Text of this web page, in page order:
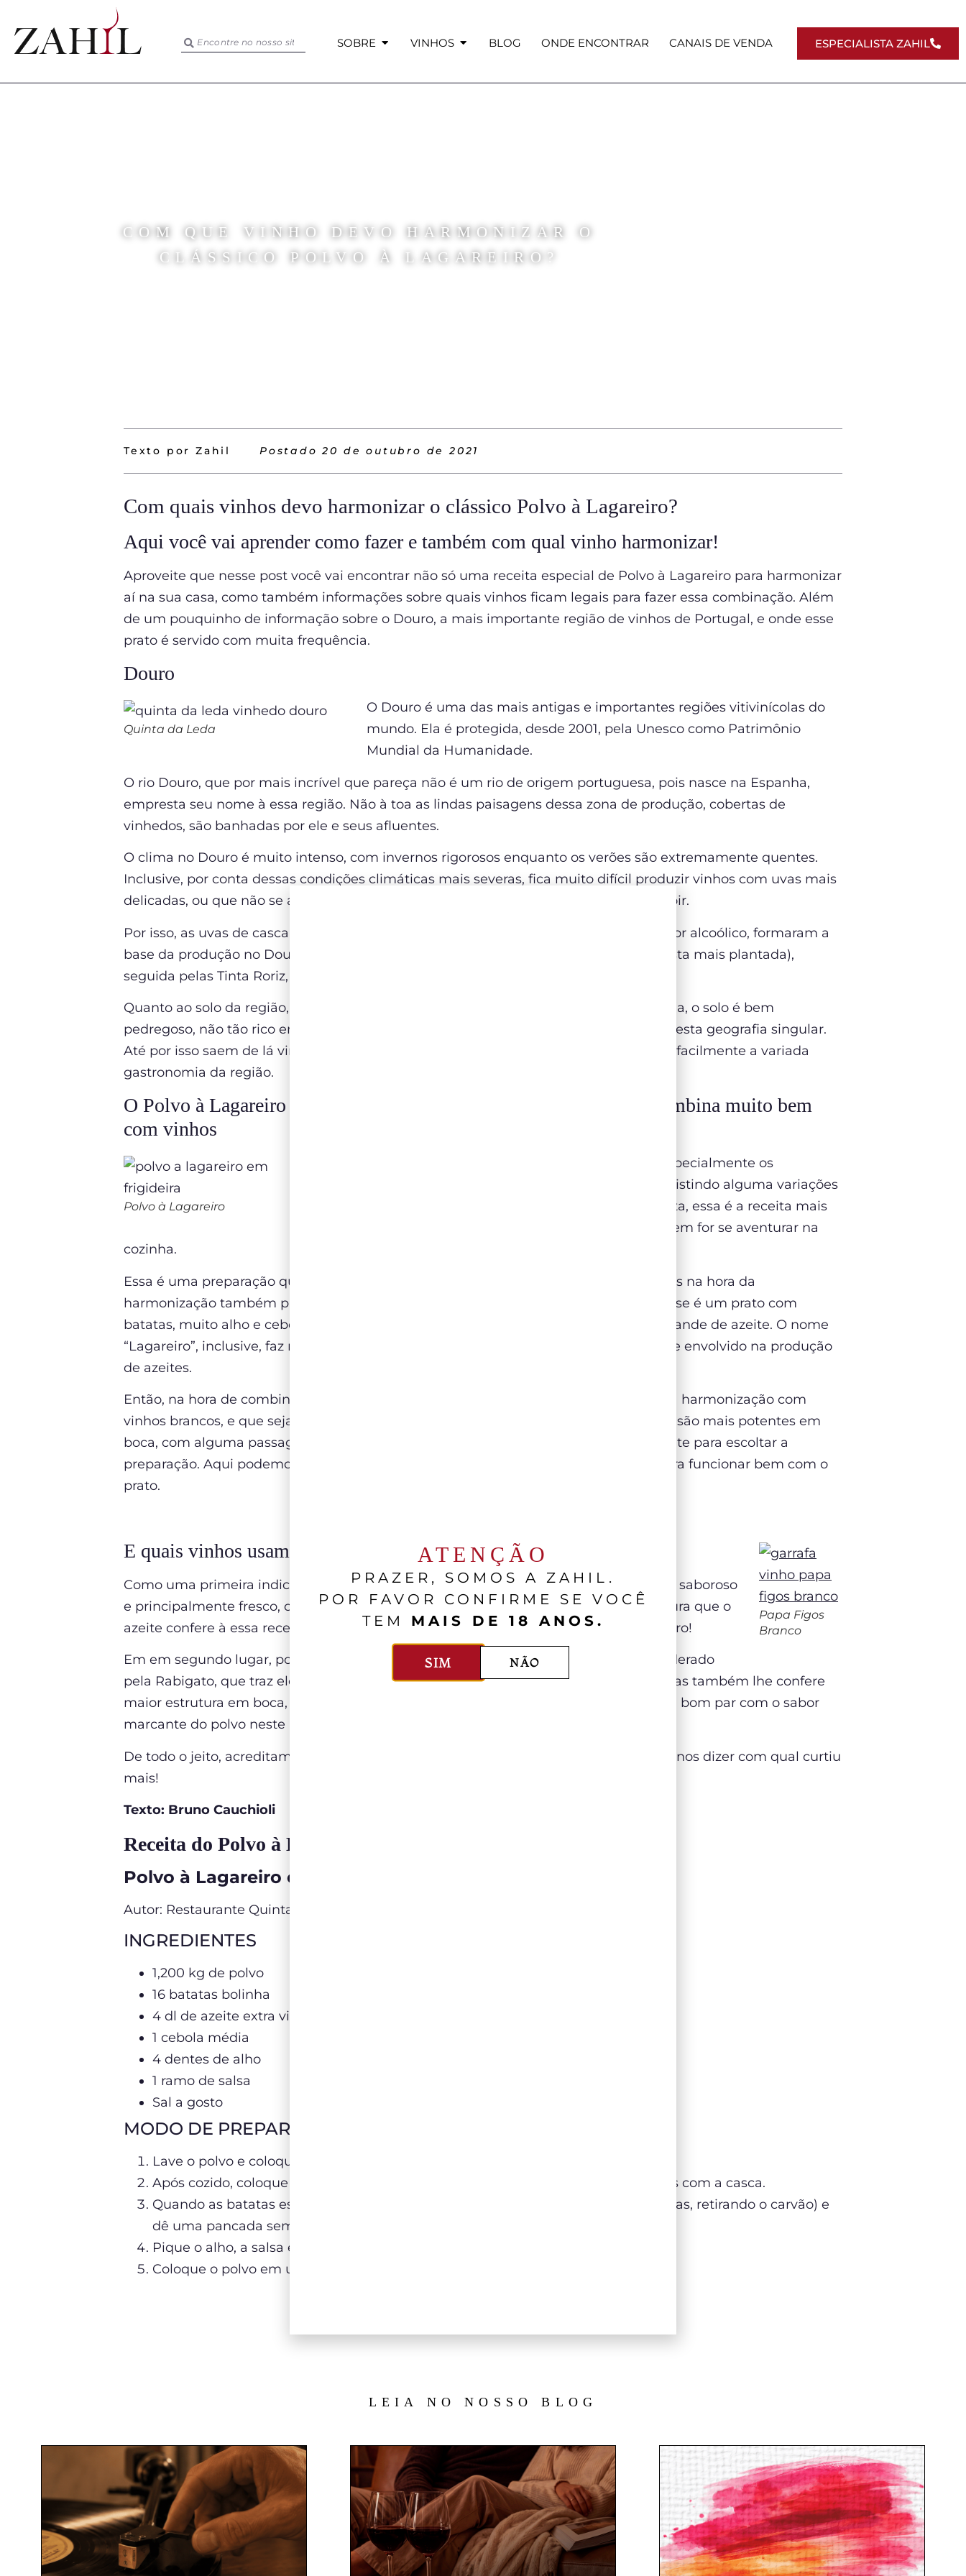
SOBRE VINHOS BLOG ONDE ENCONTRAR CANAIS DE VENDA ESPECIALISTA ZAHIL
COM QUE VINHO DEVO HARMONIZAR O
CLÁSSICO POLVO À LAGAREIRO?
Texto por Zahil Postado 20 de outubro de 2021
Com quais vinhos devo harmonizar o clássico Polvo à Lagareiro?
Aqui você vai aprender como fazer e também com qual vinho harmonizar!
Aproveite que nesse post você vai encontrar não só uma receita especial de Polvo à Lagareiro para harmonizar
aí na sua casa, como também informações sobre quais vinhos ficam legais para fazer essa combinação. Além
de um pouquinho de informação sobre o Douro, a mais importante região de vinhos de Portugal, e onde esse
prato é servido com muita frequência.
Douro
Quinta da Leda
O Douro é uma das mais antigas e importantes regiões vitivinícolas do
mundo. Ela é protegida, desde 2001, pela Unesco como Patrimônio
Mundial da Humanidade.
O rio Douro, que por mais incrível que pareça não é um rio de origem portuguesa, pois nasce na Espanha,
empresta seu nome à essa região. Não à toa as lindas paisagens dessa zona de produção, cobertas de
vinhedos, são banhadas por ele e seus afluentes.
O clima no Douro é muito intenso, com invernos rigorosos enquanto os verões são extremamente quentes.
Inclusive, por conta dessas condições climáticas mais severas, fica muito difícil produzir vinhos com uvas mais
delicadas, ou que não se adaptam muito bem ao calor, como por exemplo a Pinot Noir.
Por isso, as uvas de casca mais grossa, que fazem vinhos encorpados e com maior teor alcoólico, formaram a
base da produção no Douro, sendo algumas de maior destaque a Touriga Franca (casta mais plantada),
seguida pelas Tinta Roriz, Touriga Nacional, Tinta Barroca e a Tinto Cão.
Quanto ao solo da região, ele é formado por um misto entre o granito e o xisto. Ou seja, o solo é bem
pedregoso, não tão rico em nutrientes, mas que produz uvas que se adaptam bem a esta geografia singular.
Até por isso saem de lá vinhos brancos e tintos bastante intensos, que acompanham facilmente a variada
gastronomia da região.
O Polvo à Lagareiro é uma das receitas mais clássicas da região e combina muito bem
com vinhos
Polvo à Lagareiro
Essa provavelmente é a forma que os portugueses, e especialmente os
durienses, mais gostam de consumir o polvo. Mesmo existindo alguma variações
da receita dependendo da parte do país onde ela for feita, essa é a receita mais
conhecida. E, por que não dizer, a mais simples para quem for se aventurar na
cozinha.
Essa é uma preparação que obviamente tem no polvo seu principal protagonista, mas na hora da
harmonização também precisamos levar em conta os demais ingredientes, já que esse é um prato com
batatas, muito alho e cebolas, mas principalmente que leva uma quantidade bem grande de azeite. O nome
“Lagareiro”, inclusive, faz referencia ao profissional que trabalha no lagar, diretamente envolvido na produção
de azeites.
Então, na hora de combinar esse prato com vinho, fica um pouco mais fácil pensar na harmonização com
vinhos brancos, e que sejam da região do Douro. Pois os brancos de lá quase sempre são mais potentes em
boca, com alguma passagem ou estágio em barricas de carvalho, e estrutura suficiente para escoltar a
preparação. Aqui podemos indicar dois vinhos da
que tem tudo para funcionar bem com o
prato.
Papa Figos
Branco
E quais vinhos usamos para harmonizar o Polvo à Lagareiro?
Como uma primeira indicação, podemos sugerir oPlanalto Reserva, um vinho muito saboroso
e principalmente fresco, com uma acidez vibrante o suficiente para equilibrar a gordura que o
azeite confere à essa receita e também harmonizar muito bem com o polvo à lagareiro!
Em em segundo lugar, podemos pensar no Papa Figos Branco, um blend de uvas liderado
pela Rabigato, que traz elegância e bastante acidez para esse vinho. Essa corte de uvas também lhe confere
maior estrutura em boca, mais até do que o vinho anterior, por isso ele deve fazer um bom par com o sabor
marcante do polvo neste prato.
De todo o jeito, acreditamos que vale a pena você testar com os dois vinhos e depois nos dizer com qual curtiu
mais!
Texto: Bruno Cauchioli
Receita do Polvo à L
Polvo à Lagareiro com Batatas ao Murro
Autor: Restaurante Quinta do Marquês – Chef Manuel de Jesus Gonçalves
INGREDIENTES
1,200 kg de polvo
16 batatas bolinha
4 dl de azeite extra virgem
1 cebola média
4 dentes de alho
1 ramo de salsa
Sal a gosto
MODO DE PREPARO
Lave o polvo e coloque em uma panela para cozinhar por 60 minutos.
Após cozido, coloque em uma grelha e asse na brasa juntamente com as batatas com a casca.
Quando as batatas estiverem assadas (caso tenha utilizado brasa, limpe as batatas, retirando o carvão) e
dê uma pancada sem desfazê-las.
Pique o alho, a salsa e a cebola e junte o azeite. Leve ao fogo para refogar.
Coloque o polvo em uma travessa e regue com o refogado. Sirva imediatamente.
LEIA NO NOSSO BLOG
ATENÇÃO
PRAZER, SOMOS A ZAHIL.
POR FAVOR CONFIRME SE VOCÊ
TEM MAIS DE 18 ANOS.
SIM NÃO